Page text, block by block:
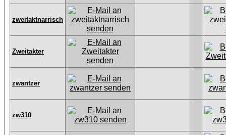
zweitaktnarrisch
Zweitakter
zwantzer
zw310